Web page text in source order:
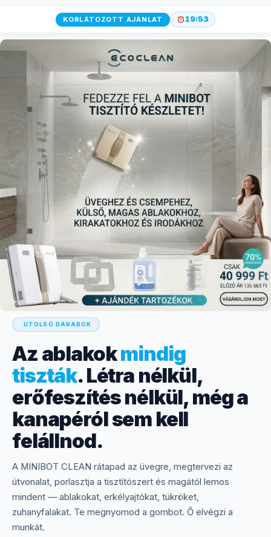
KORLÁTOZOTT AJÁNLAT 19:52
UTOLSÓ DARABOK
Az ablakokmindig
tiszták. Létra nélkül,
erőfeszítés nélkül, még a
kanapéról sem kell
felállnod.
A MINIBOT CLEAN rátapad az üvegre, megtervezi az
útvonalat, porlasztja a tisztítószert és magától lemos
mindent — ablakokat, erkélyajtókat, tükröket,
zuhanyfalakat. Te megnyomod a gombot. Ő elvégzi a
munkát.